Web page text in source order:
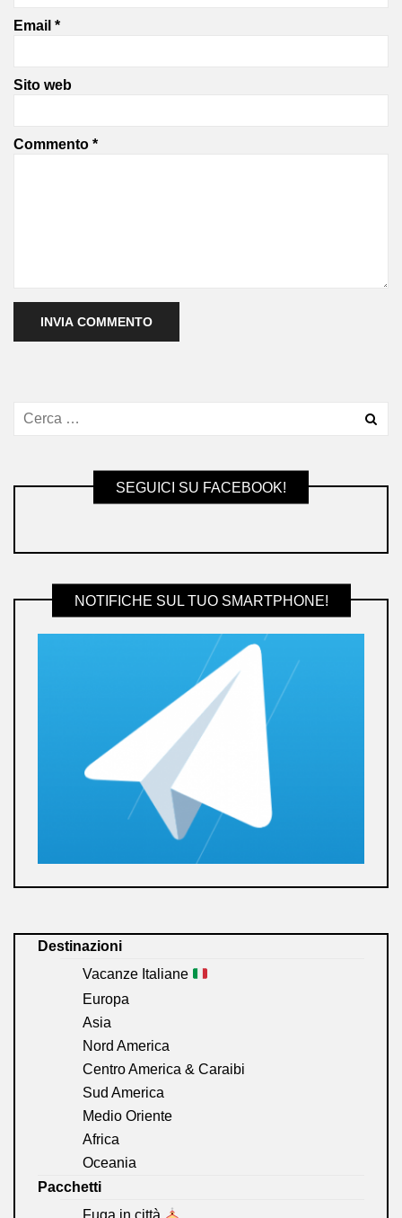
Email *
Sito web
Commento *
SEGUICI SU FACEBOOK!
NOTIFICHE SUL TUO SMARTPHONE!
Destinazioni
Vacanze Italiane
Europa
Asia
Nord America
Centro America & Caraibi
Sud America
Medio Oriente
Africa
Oceania
Pacchetti
Fuga in città